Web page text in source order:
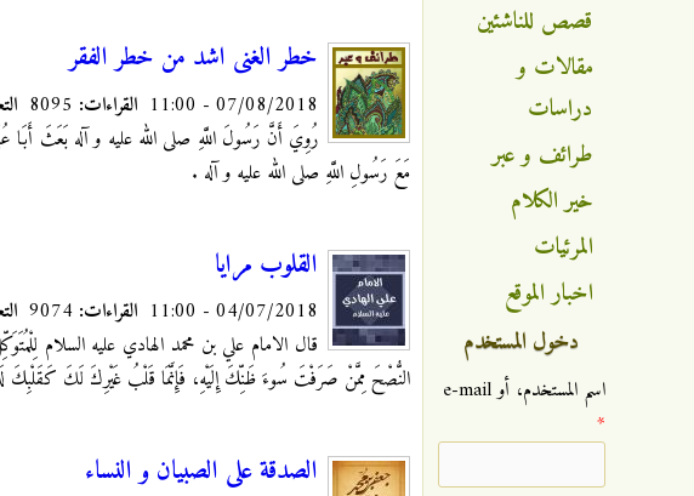
خطر الغنى اشد من خطر الفقر
07/08/2018 - 11:00 القراءات:
رُوِيَ‏ أَنَّ رَسُولَ اللَّهِ صلى الله عليه و آله بَعَثَ أَبَا
مَعَ رَسُولِ اللَّهِ صلى الله عليه و آله .
القلوب مرايا
04/07/2018 - 11:00 القراءات:
قال الامام علي بن محمد الهادي عليه السلام
النُّصْحَ مِمَّنْ صَرَفْتَ سُوءَ ظَنِّكَ إِلَيْهِ، فَإِنَّمَا قَلْبُ غَيْرِكَ لَكَ كَقَلْبِكَ
الصدقة على الصبيان و النساء
قصص للناشئين
مقالات و
دراسات
طرائف و عبر
خير الكلام
المرئيات
اخبار الموقع
دخول المستخدم
‏اسم المستخدم، أو e-mail
*